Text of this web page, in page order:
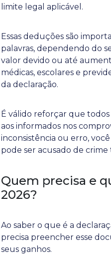
limite legal aplicável.
Essas deduções são
palavras, dependendo do
valor devido ou até
médicas, escolares e
da declaração.
É válido reforçar que todos
aos informados nos
inconsistência ou erro,
pode ser acusado de
Quem precisa e
2026?
Ao saber o que é a
precisa preencher esse
seus ganhos.